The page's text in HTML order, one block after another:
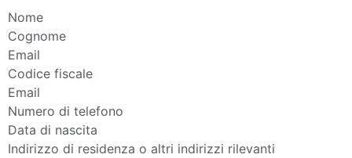
Nome
Cognome
Email
Codice fiscale
Email
Numero di telefono
Data di nascita
Indirizzo di residenza o altri indirizzi rilevanti